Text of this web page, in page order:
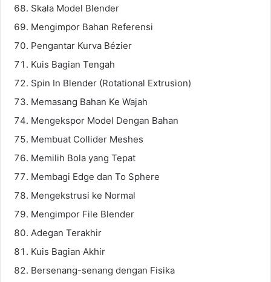
Skala Model Blender
Mengimpor Bahan Referensi
Pengantar Kurva Bézier
Kuis Bagian Tengah
Spin In Blender (Rotational Extrusion)
Memasang Bahan Ke Wajah
Mengekspor Model Dengan Bahan
Membuat Collider Meshes
Memilih Bola yang Tepat
Membagi Edge dan To Sphere
Mengekstrusi ke Normal
Mengimpor File Blender
Adegan Terakhir
Kuis Bagian Akhir
Bersenang-senang dengan Fisika